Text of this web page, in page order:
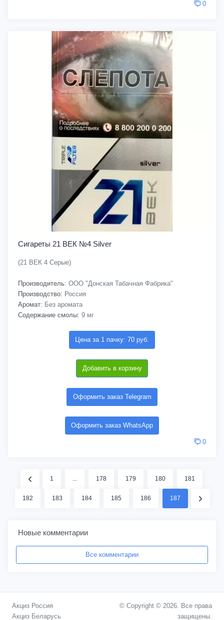
0
Сигареты 21 ВЕК №4 Silver
(21 ВЕК 4 Серые)
Производитель: ООО "Донская Табачная Фабрика"
Производство: Россия
Аромат: Без аромата
Содержание смолы: 9 мг
Цена за 1 пачку: 70 руб.
Добавить в корзину
Оформить заказ Telegram
Оформить заказ WhatsApp
0
1 ... 178 179 180 181
182 183 184 185 186 187
Новые комментарии
Все комментарии
Акциз Россия
Акциз Беларусь
© Copyright © 2026. Все права
защищены.